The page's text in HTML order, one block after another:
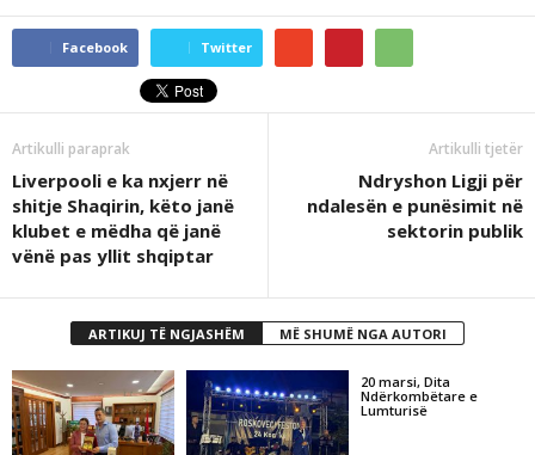
Facebook Twitter
Artikulli paraprak
Liverpooli e ka nxjerr në
shitje Shaqirin, këto janë
klubet e mëdha që janë
vënë pas yllit shqiptar
Artikulli tjetër
Ndryshon Ligji për
ndalesën e punësimit në
sektorin publik
ARTIKUJ TË NGJASHËM MË SHUMË NGA AUTORI
20 marsi, Dita
Ndërkombëtare e
Lumturisë